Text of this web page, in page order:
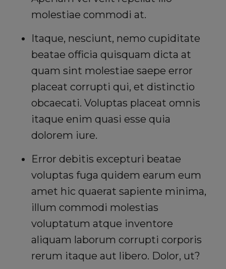
molestiae commodi at.
Itaque, nesciunt, nemo cupiditate
beatae officia quisquam dicta at
quam sint molestiae saepe error
placeat corrupti qui, et distinctio
obcaecati. Voluptas placeat omnis
itaque enim quasi esse quia
dolorem iure.
Error debitis excepturi beatae
voluptas fuga quidem earum eum
amet hic quaerat sapiente minima,
illum commodi molestias
voluptatum atque inventore
aliquam laborum corrupti corporis
rerum itaque aut libero. Dolor, ut?